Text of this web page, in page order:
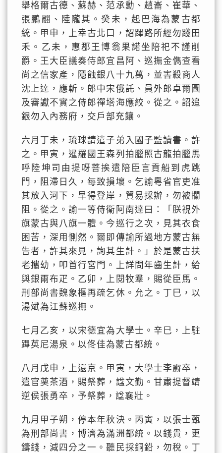
舉格爾古德、蘇赫、范承勳、趙崙、崔華、
張鵬翮、陸隴其。癸未，起巴海為蒙古都
統。甲申，上幸古北口，詔蹕路所經勿踐田
禾。乙未，惠郡王博翁果諾坐陪祀不謹削
爵。王大臣議奏侍郎宜昌阿、巡撫金儁查看
尚之信家產，隱蝕銀八十九萬，並害殺商人
沈上達，應斬。郎中宋俄託、員外郎卓爾圖
及審讞不實之侍郎禪塔海應絞。從之。詔追
銀勿入內務府，交戶部充饟。
六月丁未，琉球請遣子弟入國子監讀書。許
之。甲寅，暹羅國王森列拍臘照古龍拍臘馬
呼陸坤司由提呀菩挨遣陪臣言貢船到虎跳
門，阻滯日久，每致損壞。乞諭粵省官吏准
其放入河下，早得登岸，貿易採辦，勿被攔
阻。從之。諭一等侍衞阿南達曰：「朕視外
旗蒙古與八旗一體。今巡行之次，見其衣食
困苦，深用惻然。爾即傳諭所過地方蒙古無
告者，許其來見，詢其生計。」於是蒙古扶
老攜幼，叩首行宮門。上詳問年齒生計，給
與銀兩布疋。乙卯，上閱牧羣，賜從臣馬。
刑部尚書魏象樞再疏乞休。允之。丁巳，以
湯斌為江蘇巡撫。
七月乙亥，以宋德宜為大學士。辛巳，上駐
蹕英尼湯泉。以佟佳為蒙古都統。
八月戊申，上還京。甲寅，大學士李霨卒，
遣官奠茶酒，賜祭葬，諡文勤。甘肅提督靖
逆侯張勇卒，予祭葬，諡襄壯。
九月甲子朔，停本年秋決。丙寅，以張士甄
為刑部尚書，博濟為滿洲都統。以錢貴，更
鑄錢，減四分之一。聽民採銅鉛，勿稅。丁